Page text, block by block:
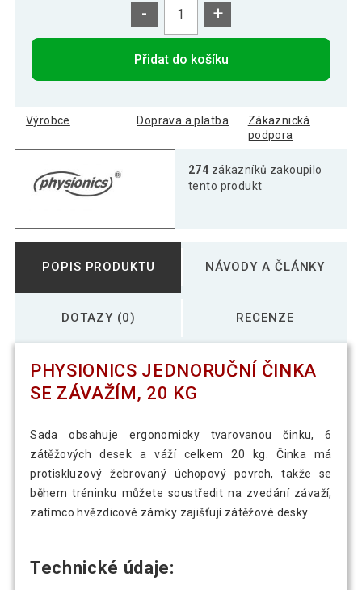
- +
Přidat do košíku
Výrobce Doprava a platba
Zákaznická
podpora
274 zákazníků zakoupilo
tento produkt
POPIS PRODUKTU NÁVODY A ČLÁNKY
DOTAZY (0) RECENZE
PHYSIONICS JEDNORUČNÍ ČINKA
SE ZÁVAŽÍM, 20 KG
Sada obsahuje ergonomicky tvarovanou činku, 6
zátěžových desek a váží celkem 20 kg. Činka má
protiskluzový žebrovaný úchopový povrch, takže se
během tréninku můžete soustředit na zvedání závaží,
zatímco hvězdicové zámky zajišťují zátěžové desky.
Technické údaje: